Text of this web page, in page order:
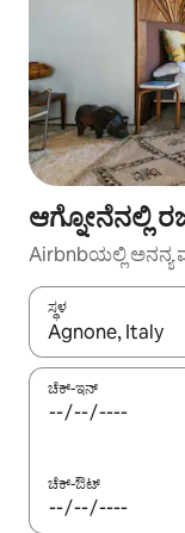
ಆಗ್ನೋನೆನಲ್ಲಿ
Airbnbಯಲ್ಲಿ ಅನನ್ಯ
ಸ್ಥಳ
ಫಲಿತಾಂಶಗಳು
ಚೆಕ್-ಇನ್
ಚೆಕ್-ಔಟ್